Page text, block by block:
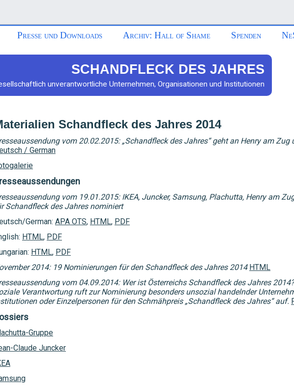
Presse und Downloads Archiv: Hall of Shame Spenden
SCHANDFLECK DES JAHRES
unverantwortliche Unternehmen, Organisationen und Institutionen
Schandfleck des Jahres 2014
vom 20.02.2015: „Schandfleck des Jahres“ geht an Henry am Zug
/ German
vom 19.01.2015: IKEA, Juncker, Samsung, Plachutta, Henry am
Schandfleck des Jahres nominiert
German: APA OTS, HTML, PDF
HTML, PDF
HTML, PDF
2014: 19 Nominierungen für den Schandfleck des Jahres 2014 HTML
vom 04.09.2014: Wer ist Österreichs Schandfleck des Jahres
Verantwortung ruft zur Nominierung besonders unsozial handelnder
oder Einzelpersonen für den Schmähpreis „Schandfleck des Jahres“ auf.
Gruppe
Claude Juncker